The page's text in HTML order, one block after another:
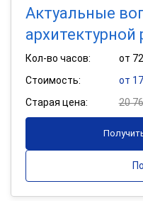
Актуальные
архитектурной
Кол-во часов:
от
Стоимость:
от
Старая цена:
20